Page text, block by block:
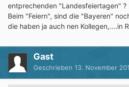
entprechenden "Landesfeiertagen" ?
Beim "Feiern", sind die "Bayeren"
die haben ja auch nen Kollegen,....in
Gast
Geschrieben 13. November